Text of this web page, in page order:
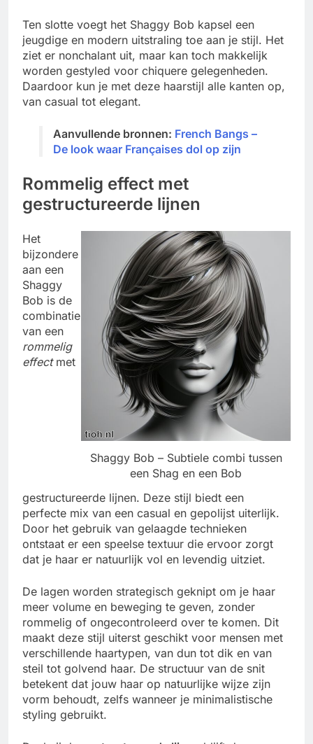
Ten slotte voegt het Shaggy Bob kapsel een
jeugdige en modern uitstraling toe aan je stijl. Het
ziet er nonchalant uit, maar kan toch makkelijk
worden gestyled voor chiquere gelegenheden.
Daardoor kun je met deze haarstijl alle kanten op,
van casual tot elegant.
Aanvullende bronnen: French Bangs –
De look waar Françaises dol op zijn
Rommelig effect met
gestructureerde lijnen
Shaggy Bob – Subtiele combi tussen
een Shag en een Bob
Het
bijzondere
aan een
Shaggy
Bob is de
combinatie
van een
rommelig
effectmet
gestructureerde lijnen. Deze stijl biedt een
perfecte mix van een casual en gepolijst uiterlijk.
Door het gebruik van gelaagde technieken
ontstaat er een speelse textuur die ervoor zorgt
dat je haar er natuurlijk vol en levendig uitziet.
De lagen worden strategisch geknipt om je haar
meer volume en beweging te geven, zonder
rommelig of ongecontroleerd over te komen. Dit
maakt deze stijl uiterst geschikt voor mensen met
verschillende haartypen, van dun tot dik en van
steil tot golvend haar. De structuur van de snit
betekent dat jouw haar op natuurlijke wijze zijn
vorm behoudt, zelfs wanneer je minimalistische
styling gebruikt.